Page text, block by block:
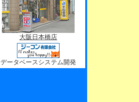
大阪日本橋店
データベースシステム開発